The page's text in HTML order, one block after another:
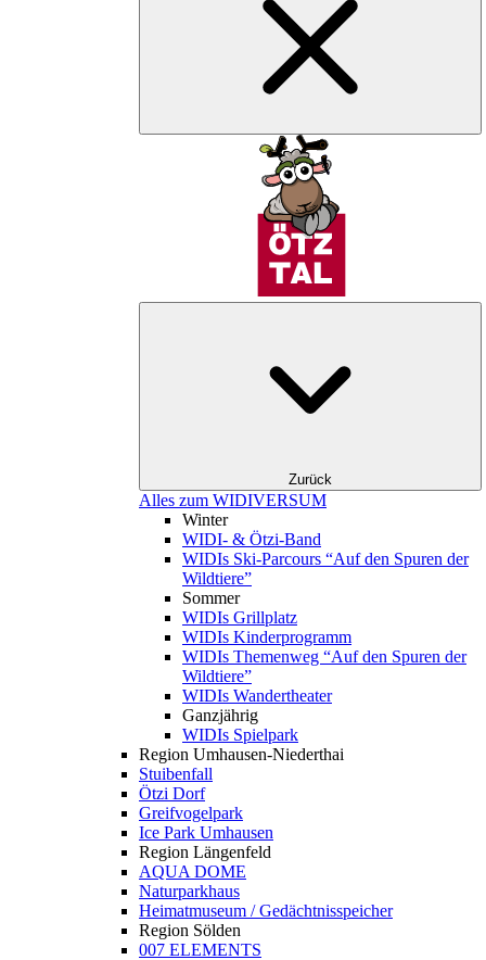
Zurück
Alles zum WIDIVERSUM
Winter
WIDI- & Ötzi-Band
WIDIs Ski-Parcours “Auf den Spuren der
Wildtiere”
Sommer
WIDIs Grillplatz
WIDIs Kinderprogramm
WIDIs Themenweg “Auf den Spuren der
Wildtiere”
WIDIs Wandertheater
Ganzjährig
WIDIs Spielpark
Region Umhausen-Niederthai
Stuibenfall
Ötzi Dorf
Greifvogelpark
Ice Park Umhausen
Region Längenfeld
AQUA DOME
Naturparkhaus
Heimatmuseum / Gedächtnisspeicher
Region Sölden
007 ELEMENTS